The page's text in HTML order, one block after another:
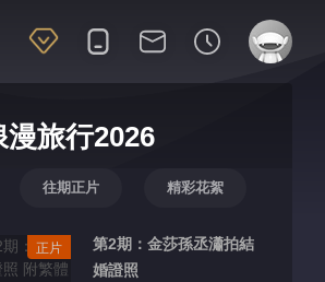
旅行2026
往期正片 精彩花絮
正片
第2期：金莎孫丞瀟拍結
婚證照